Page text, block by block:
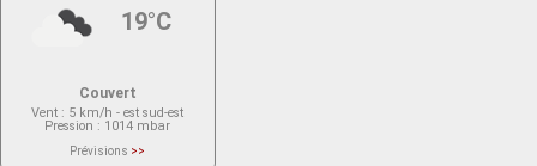
19°C
Couvert
Vent : 5 km/h - est sud-est
Pression : 1014 mbar
Prévisions >>